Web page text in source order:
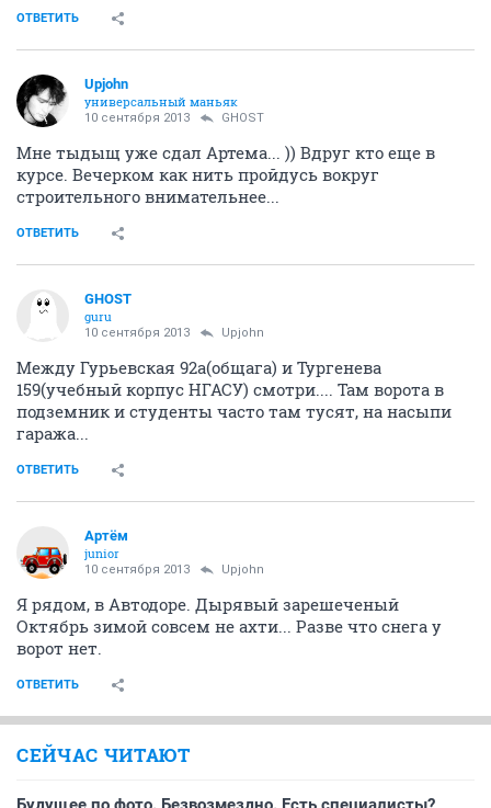
ОТВЕТИТЬ
Upjohn
универсальный маньяк
10 сентября 2013 GHOST
Мне тыдыщ уже сдал Артема... )) Вдруг кто еще в
курсе. Вечерком как нить пройдусь вокруг
строительного внимательнее...
ОТВЕТИТЬ
GHOST
guru
10 сентября 2013 Upjohn
Между Гурьевская 92а(общага) и Тургенева
159(учебный корпус НГАСУ) смотри.... Там ворота в
подземник и студенты часто там тусят, на насыпи
гаража...
ОТВЕТИТЬ
Артём
juniоr
10 сентября 2013 Upjohn
Я рядом, в Автодоре. Дырявый зарешеченый
Октябрь зимой совсем не ахти... Разве что снега у
ворот нет.
ОТВЕТИТЬ
СЕЙЧАС ЧИТАЮТ